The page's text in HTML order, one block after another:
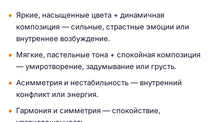
Яркие, насыщенные цвета + динамичная
композиция — сильные, страстные эмоции или
внутреннее возбуждение.
Мягкие, пастельные тона + спокойная композиция
— умиротворение, задумывание или грусть.
Асимметрия и нестабильность — внутренний
конфликт или энергия.
Гармония и симметрия — спокойствие,